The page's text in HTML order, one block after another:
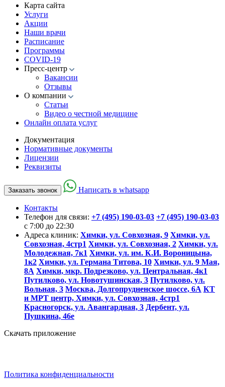
Карта сайта
Услуги
Акции
Наши врачи
Расписание
Программы
COVID-19
Пресс-центр
Вакансии
Отзывы
О компании
Статьи
Видео о честной медицине
Онлайн оплата услуг
Документация
Нормативные документы
Лицензии
Реквизиты
Заказать звонок Написать в whatsapp
Контакты
Телефон для связи: +7 (495) 190-03-03 +7 (495) 190-03-03
c 7:00 до 22:30
Адреса клиник: Химки, ул. Совхозная, 9 Химки, ул.
Совхозная, 4стр1 Химки, ул. Совхозная, 2 Химки, ул.
Молодежная, 7к1 Химки, ул. им. К.И. Вороницына,
1к2 Химки, ул. Германа Титова, 10 Химки, ул. 9 Мая,
8А Химки, мкр. Подрезково, ул. Центральная, 4к1
Путилково, ул. Новотушинская, 3 Путилково, ул.
Вольная, 3 Москва, Долгопрудненское шоссе, 6А КТ
и МРТ центр, Химки, ул. Совхозная, 4стр1
Красногорск, ул. Авангардная, 3 Дербент, ул.
Пушкина, 46е
Скачать приложение
Политика конфиденциальности